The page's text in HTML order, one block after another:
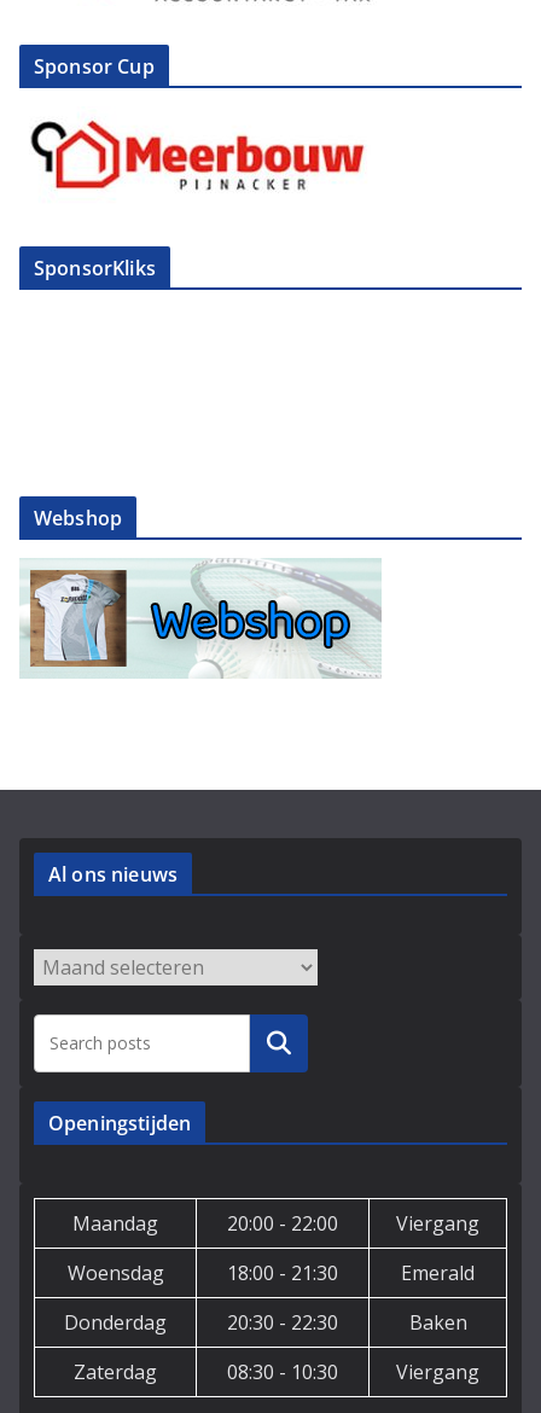
Sponsor Cup
SponsorKliks
Webshop
Al ons nieuws
Archieven
Zoeken
Openingstijden
Maandag 20:00 - 22:00
Viergang
Woensdag
18:00 - 21:30
Emerald
Donderdag
20:30 - 22:30
Baken
Zaterdag
08:30 - 10:30 Viergang